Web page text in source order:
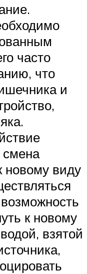
часто
что
и
смена
новому виду
к новому
взятой